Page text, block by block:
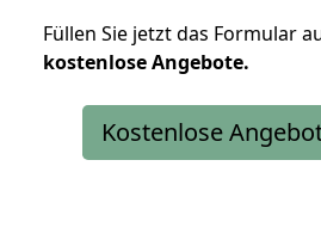
Füllen Sie jetzt das Formular
kostenloseAngebote.
Kostenlose